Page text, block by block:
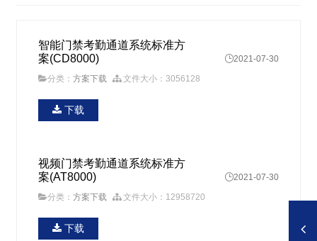
智能门禁考勤通道系统标准方
案(CD8000)
2021-07-30
分类：方案下载 文件大小：3056128
下载
视频门禁考勤通道系统标准方
案(AT8000)
2021-07-30
分类：方案下载 文件大小：12958720
下载